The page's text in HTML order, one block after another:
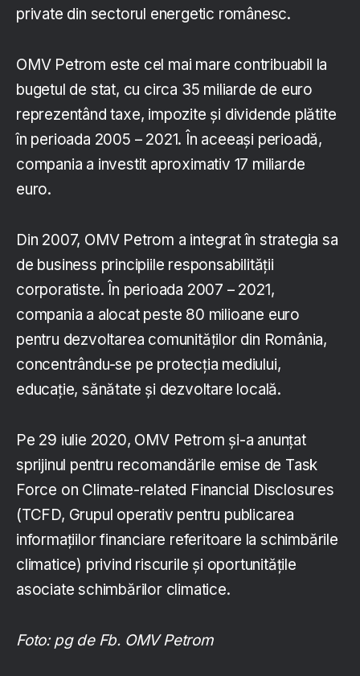
private din sectorul energetic românesc.
OMV Petrom este cel mai mare contribuabil la
bugetul de stat, cu circa 35 miliarde de euro
reprezentând taxe, impozite și dividende plătite
în perioada 2005 – 2021. În aceeași perioadă,
compania a investit aproximativ 17 miliarde
euro.
Din 2007, OMV Petrom a integrat în strategia sa
de business principiile responsabilității
corporatiste. În perioada 2007 – 2021,
compania a alocat peste 80 milioane euro
pentru dezvoltarea comunităților din România,
concentrându-se pe protecția mediului,
educație, sănătate și dezvoltare locală.
Pe 29 iulie 2020, OMV Petrom și-a anunțat
sprijinul pentru recomandările emise de Task
Force on Climate-related Financial Disclosures
(TCFD, Grupul operativ pentru publicarea
informațiilor financiare referitoare la schimbările
climatice) privind riscurile și oportunitățile
asociate schimbărilor climatice.
Foto: pg de Fb. OMV Petrom